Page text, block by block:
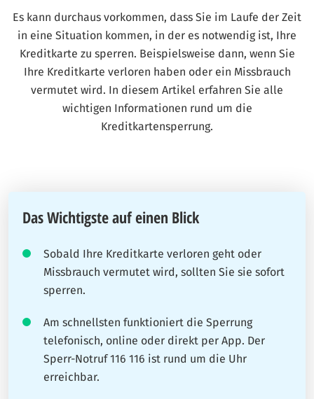
Es kann durchaus vorkommen, dass Sie im Laufe der Zeit
in eine Situation kommen, in der es notwendig ist, Ihre
Kreditkarte zu sperren. Beispielsweise dann, wenn Sie
Ihre Kreditkarte verloren haben oder ein Missbrauch
vermutet wird. In diesem Artikel erfahren Sie alle
wichtigen Informationen rund um die
Kreditkartensperrung.
Das Wichtigste auf einen Blick
Sobald Ihre Kreditkarte verloren geht oder
Missbrauch vermutet wird, sollten Sie sie sofort
sperren.
Am schnellsten funktioniert die Sperrung
telefonisch, online oder direkt per App. Der
Sperr-Notruf 116 116 ist rund um die Uhr
erreichbar.